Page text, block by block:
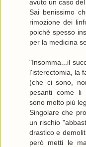
avuto un caso
Sai benissimo
rimozione dei
poichè spesso
per la medicina
"Insomma...il
l'isterectomia, la
(che ci sono,
pesanti come li
sono molto più
Singolare che
un rischio
drastico e
però metti le